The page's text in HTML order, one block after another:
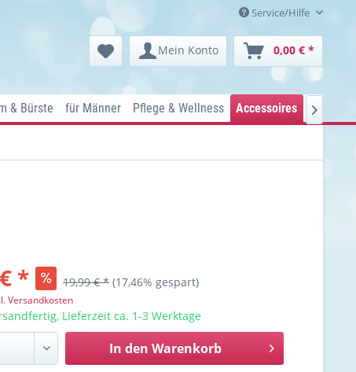
Service/Hilfe
Mein Konto 0,00 € *
& Bürste für Männer Pflege & Wellness Accessoires 
* 19,99 € * (17,46% gespart)
Versandkosten
Lieferzeit ca. 1-3 Werktage
In den Warenkorb